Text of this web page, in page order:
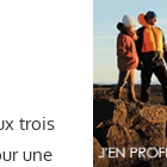
trois
une